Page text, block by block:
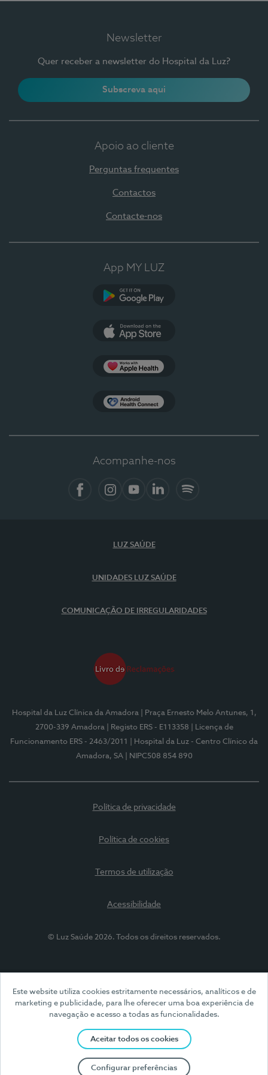
Este website utiliza cookies estritamente necessários, analíticos e de
marketing e publicidade, para lhe oferecer uma boa experiência de
navegação e acesso a todas as funcionalidades.
Aceitar todos os cookies
Configurar preferências
Newsletter
Quer receber a newsletter do Hospital da Luz?
Subscreva aqui
Apoio ao cliente
Perguntas frequentes
Contactos
Contacte-nos
App MY LUZ
Acompanhe-nos
LUZ SAÚDE
UNIDADES LUZ SAÚDE
COMUNICAÇÃO DE IRREGULARIDADES
Hospital da Luz Clínica da Amadora
| Praça Ernesto Melo Antunes, 1,
2700-339 Amadora
| Registo ERS - E113358
| Licença de
Funcionamento ERS - 2463/2011
| Hospital da Luz - Centro Clínico da
Amadora, SA
| NIPC508 854 890
Política de privacidade
Política de cookies
Termos de utilização
Acessibilidade
© Luz Saúde 2026. Todos os direitos reservados.